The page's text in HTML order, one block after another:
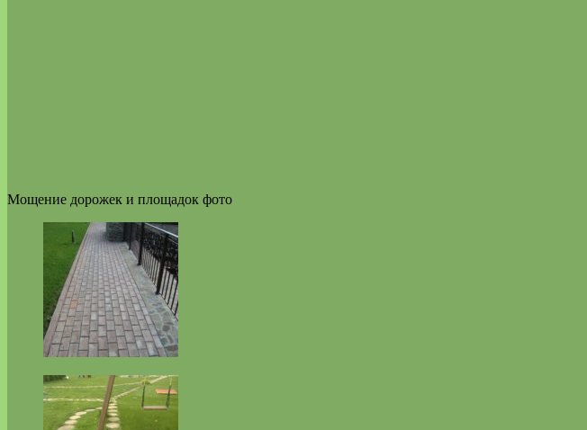
Мощение дорожек и площадок фото